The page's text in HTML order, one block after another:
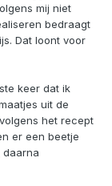
mij niet
bedraagt
Dat loont voor
keer dat ik
uit de
het recept
er een beetje
daarna